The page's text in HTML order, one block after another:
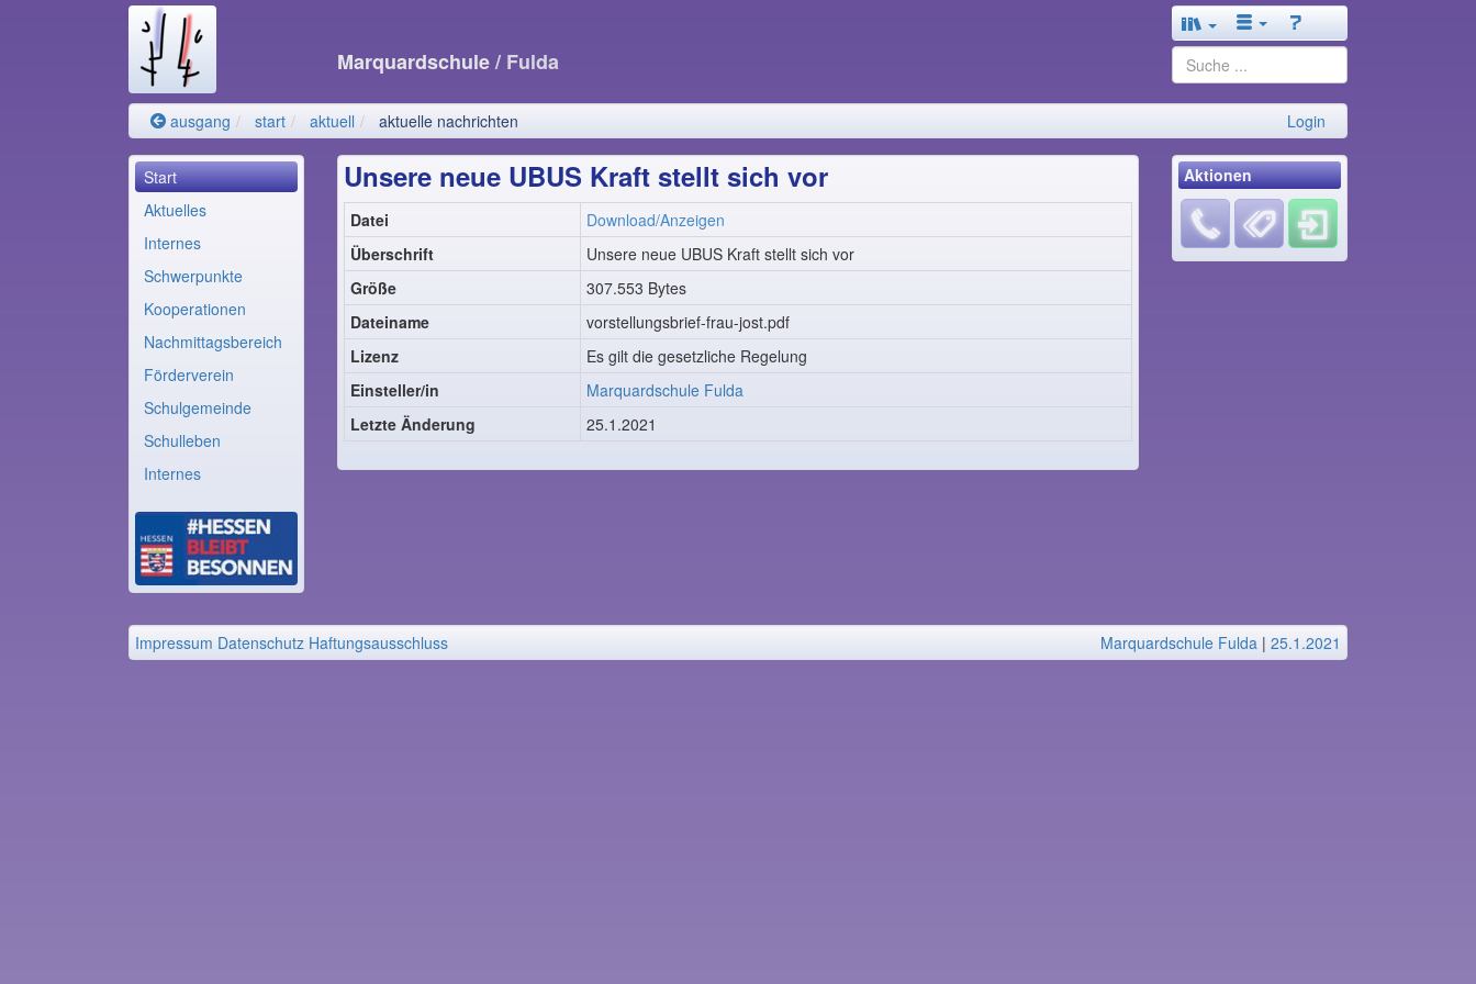
Marquardschule/ Fulda
ausgang start aktuell aktuelle nachrichten Login
Start
Aktuelles
Internes
Schwerpunkte
Kooperationen
Nachmittagsbereich
Förderverein
Schulgemeinde
Schulleben
Internes
Unsere neue UBUS Kraft stellt sich vor
Datei
Download/Anzeigen
Überschrift
Unsere neue UBUS Kraft stellt sich vor
Größe
307.553 Bytes
Dateiname
vorstellungsbrief-frau-jost.pdf
Lizenz
Es gilt die gesetzliche Regelung
Einsteller/in
Marquardschule Fulda
Letzte Änderung
25.1.2021
Aktionen
Impressum Datenschutz Haftungsausschluss Marquardschule Fulda | 25.1.2021